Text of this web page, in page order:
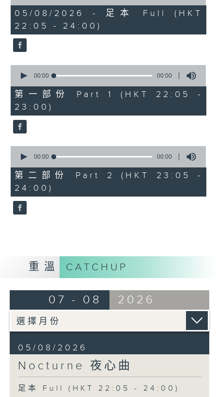
WASSERFAHRT; OP.15 NO.3: AN DIE
MARK; OP.26 NO.2: NACHTS
PART 2:
COATES'S 4 WAYS - SUITE FOR
DRIGO'S LE CORSAIRE - BALLET
(ARR. BY LANCHBERY)
GUASTAVINO'S 10 CANTOS
POPULARES - SONGS
0
seconds
05/08/2026 - 足本 Full (HKT
22:05 - 24:00)
seconds
0
seconds
00:00 00:00
第一部份 Part 1 (HKT 22:05 -
23:00)
seconds
0
seconds
00:00 00:00
第二部份 Part 2 (HKT 23:05 -
24:00)
重溫 CATCHUP
07 - 08 2026
05/08/2026
Nocturne 夜心曲
足本 Full (HKT 22:05 - 24:00)